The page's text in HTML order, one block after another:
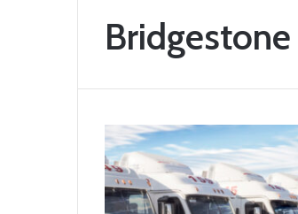
Bridgestone